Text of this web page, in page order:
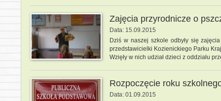
Zajęcia przyrodnicze o
Data: 15.09.2015
Dziś w naszej szkole odbyły się
przedstawicielki Kozienickiego Parku
Wzięły w nich udział dzieci z oddziału
Rozpoczęcie roku
Data: 01.09.2015